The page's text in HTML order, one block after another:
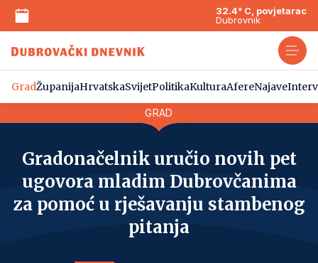
32.4° C, povjetarac
Dubrovnik
GradŽupanijaHrvatskaSvijetPolitikaKulturaAfereNajave
GRAD
Gradonačelnik uručio novih pet
ugovora mladim Dubrovčanima
za pomoć u rješavanju stambenog
pitanja